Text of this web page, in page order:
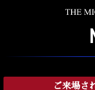
ご来場さ